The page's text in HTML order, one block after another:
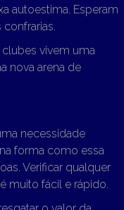
autoestima. Esperam
vivem uma
nova arena de
necessidade
forma como essa
Verificar qualquer
muito fácil e rápido.